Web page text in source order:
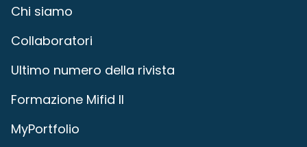
Chi siamo
Collaboratori
Ultimo numero della rivista
Formazione Mifid II
MyPortfolio